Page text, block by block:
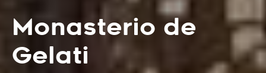
Monasterio de
Gelati